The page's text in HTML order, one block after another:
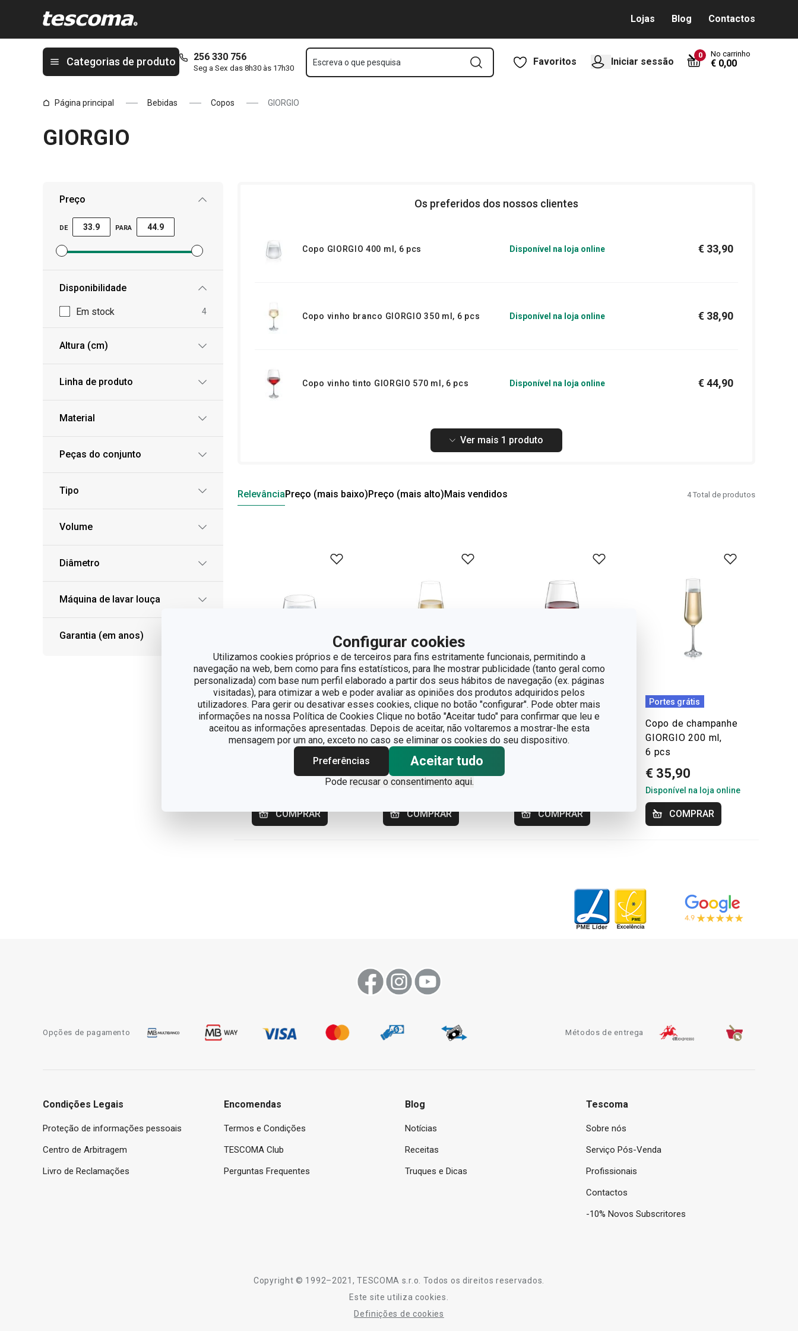
Configurar cookies
Utilizamos cookies próprios e de terceiros para fins estritamente funcionais, permitindo a
navegação na web, bem como para fins estatísticos, para lhe mostrar publicidade (tanto geral como
personalizada) com base num perfil elaborado a partir dos seus hábitos de navegação (ex. páginas
visitadas), para otimizar a web e poder avaliar as opiniões dos produtos adquiridos pelos
utilizadores. Para gerir ou desativar esses cookies, clique no botão "configurar". Pode obter mais
informações na nossa Política de Cookies Clique no botão "Aceitar tudo" para confirmar que leu e
aceitou as informações apresentadas. Depois de aceitar, não voltaremos a mostrar-lhe esta
mensagem por um ano, exceto no caso se eliminar os cookies do seu dispositivo.
Preferências
Aceitar tudo
Pode recusar o consentimento aqui.
Lojas Blog Contactos
Categorias de produto 256 330 756
Seg a Sex das 8h30 às 17h30
Escreva o que pesquisa Favoritos Iniciar sessão
0 No carrinho
€ 0,00
Página principal Bebidas Copos GIORGIO
GIORGIO
Preço
DE PARA
Definir filtro de preço mínimo
Definir filtro de preço máximo
Disponibilidade
Em stock 4
Altura (cm)
Linha de produto
Material
Peças do conjunto
Tipo
Volume
Diâmetro
Máquina de lavar louça
Garantia (em anos)
Os preferidos dos nossos clientes
Copo GIORGIO 400 ml, 6 pcs Disponível na loja online € 33,90
Copo vinho branco GIORGIO 350 ml, 6 pcs Disponível na loja online € 38,90
Copo vinho tinto GIORGIO 570 ml, 6 pcs Disponível na loja online € 44,90
Ver mais 1 produto
RelevânciaPreço (mais baixo)Preço (mais alto)Mais vendidos 4Total de produtos
Portes grátis
Copo GIORGIO
400 ml, 6 pcs
€ 33,90
COMPRAR
Portes grátis
Copo vinho branco
GIORGIO 350 ml,
6 pcs
€ 38,90
COMPRAR
Portes grátis
Copo vinho tinto
GIORGIO 570 ml,
COMPRAR
Portes grátis
Copo de champanhe
GIORGIO 200 ml,
6 pcs
€ 35,90
Disponível na loja online
COMPRAR
Opções de pagamento Métodos de entrega
Condições Legais
Proteção de informações pessoais
Centro de Arbitragem
Livro de Reclamações
Encomendas
Termos e Condições
TESCOMA Club
Perguntas Frequentes
Blog
Notícias
Receitas
Truques e Dicas
Tescoma
Sobre nós
Serviço Pós-Venda
Profissionais
Contactos
-10% Novos Subscritores
Copyright © 1992–2021, TESCOMA s.r.o. Todos os direitos reservados.
Este site utiliza cookies.
Definições de cookies